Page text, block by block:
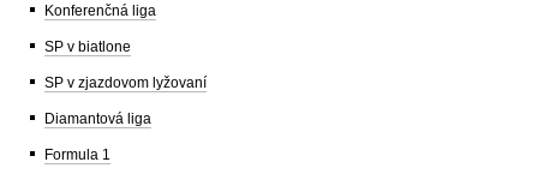
Konferenčná liga
SP v biatlone
SP v zjazdovom lyžovaní
Diamantová liga
Formula 1